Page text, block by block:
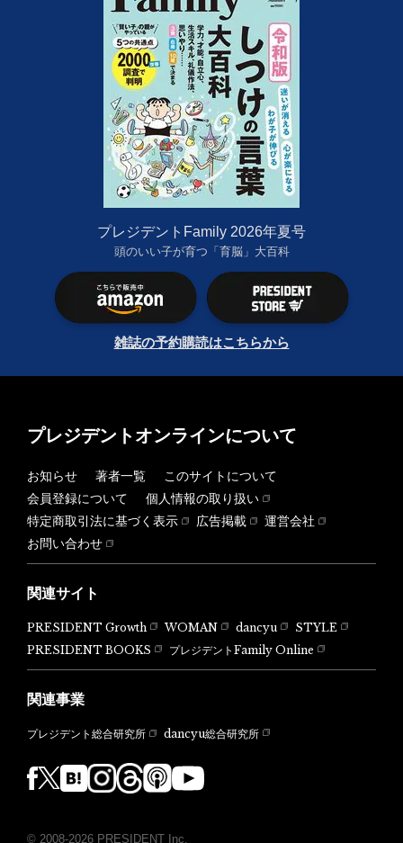
プレジデントFamily 2026年夏号
頭のいい子が育つ「育脳」大百科
雑誌の予約購読はこちらから
プレジデントオンラインについて
お知らせ 著者一覧
このサイトについて
会員登録について
個人情報の取り扱い
特定商取引法に基づく表示
広告掲載
運営会社
お問い合わせ
関連サイト
PRESIDENT Growth WOMAN dancyu
STYLE
PRESIDENT BOOKS
プレジデントFamily Online
関連事業
プレジデント総合研究所 dancyu総合研究所
© 2008-2026 PRESIDENT Inc.